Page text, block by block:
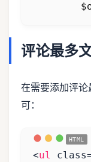
评论最多
在需要添加评论
可：
<ul class